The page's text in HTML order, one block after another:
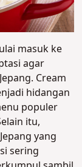
masuk ke
agar
Cream
hidangan
populer
itu,
yang
sering